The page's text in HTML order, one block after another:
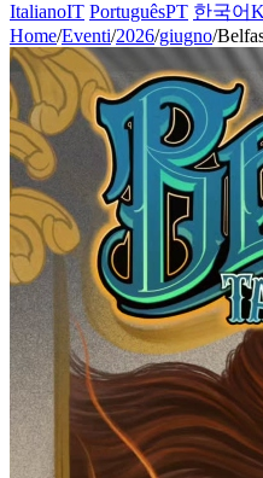
ItalianoIT PortuguêsPT 한국어
Home/Eventi/2026/giugno/